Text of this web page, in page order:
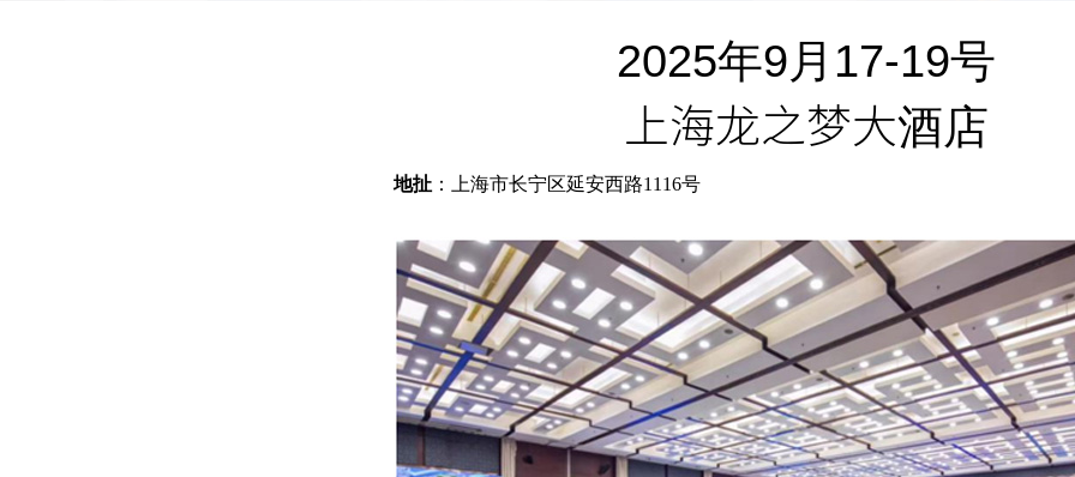
2025年9月17-19号
上海龙之梦大酒店
地扯 ：上海市长宁区延安西路1116号